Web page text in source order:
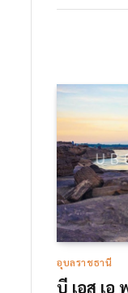
อุบลราชธานี